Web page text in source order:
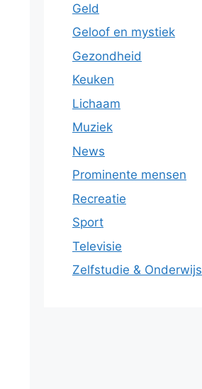
Geld
Geloof en mystiek
Gezondheid
Keuken
Lichaam
Muziek
News
Prominente mensen
Recreatie
Sport
Televisie
Zelfstudie & Onderwijs